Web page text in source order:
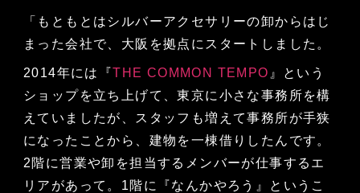
「もともとはシルバーアクセサリーの卸からはじ
まった会社で、大阪を拠点にスタートしました。
2014年には『THE COMMON TEMPO 』という
ショップを立ち上げて、東京に小さな事務所を構
えていましたが、スタッフも増えて事務所が手狭
になったことから、建物を一棟借りしたんです。
2階に営業や卸を担当するメンバーが仕事するエ
リアがあって。1階に『なんかやろう』というこ